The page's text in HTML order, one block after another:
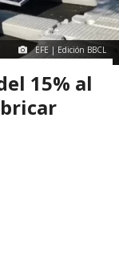
EFE | Edición BBCL
15% al